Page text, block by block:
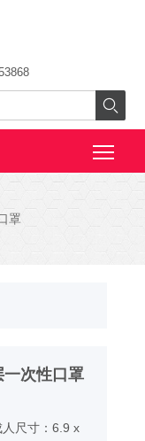

罩
一次性口罩
人尺寸：6.9 x